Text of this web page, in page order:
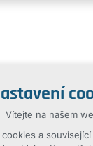
Vítejte na našem
a